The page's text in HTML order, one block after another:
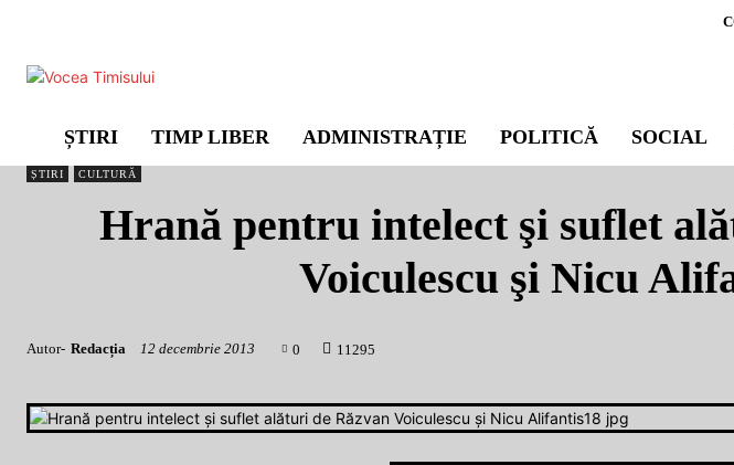
ȘTIRI TIMP LIBER ADMINISTRAȚIE POLITICĂ SOCIAL
ȘTIRI CULTURĂ
Hrană pentru intelect şi suflet
Voiculescu şi Nicu
Autor- Redacția 12 decembrie 2013 0 1 1295